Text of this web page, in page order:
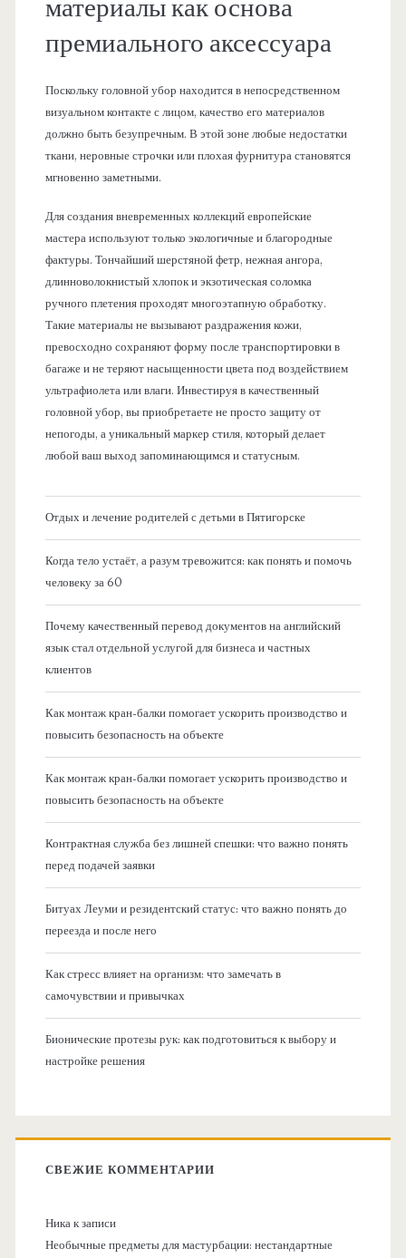
материалы как основа
премиального аксессуара
Поскольку головной убор находится в непосредственном
визуальном контакте с лицом, качество его материалов
должно быть безупречным. В этой зоне любые недостатки
ткани, неровные строчки или плохая фурнитура становятся
мгновенно заметными.
Для создания вневременных коллекций европейские
мастера используют только экологичные и благородные
фактуры. Тончайший шерстяной фетр, нежная ангора,
длинноволокнистый хлопок и экзотическая соломка
ручного плетения проходят многоэтапную обработку.
Такие материалы не вызывают раздражения кожи,
превосходно сохраняют форму после транспортировки в
багаже и не теряют насыщенности цвета под воздействием
ультрафиолета или влаги. Инвестируя в качественный
головной убор, вы приобретаете не просто защиту от
непогоды, а уникальный маркер стиля, который делает
любой ваш выход запоминающимся и статусным.
Отдых и лечение родителей с детьми в Пятигорске
Когда тело устаёт, а разум тревожится: как понять и помочь
человеку за 60
Почему качественный перевод документов на английский
язык стал отдельной услугой для бизнеса и частных
клиентов
Как монтаж кран-балки помогает ускорить производство и
повысить безопасность на объекте
Как монтаж кран-балки помогает ускорить производство и
повысить безопасность на объекте
Контрактная служба без лишней спешки: что важно понять
перед подачей заявки
Битуах Леуми и резидентский статус: что важно понять до
переезда и после него
Как стресс влияет на организм: что замечать в
самочувствии и привычках
Бионические протезы рук: как подготовиться к выбору и
настройке решения
СВЕЖИЕ КОММЕНТАРИИ
Никак записи
Необычные предметы для мастурбации: нестандартные